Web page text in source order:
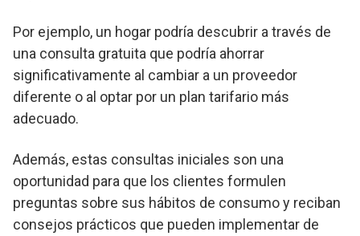
Por ejemplo, un hogar podría descubrir a través de
una consulta gratuita que podría ahorrar
significativamente al cambiar a un proveedor
diferente o al optar por un plan tarifario más
adecuado.
Además, estas consultas iniciales son una
oportunidad para que los clientes formulen
preguntas sobre sus hábitos de consumo y reciban
consejos prácticos que pueden implementar de